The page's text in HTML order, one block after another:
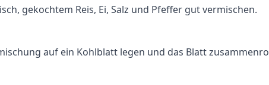
gekochtem Reis, Ei, Salz und Pfeffer gut vermischen.
auf ein Kohlblatt legen und das Blatt